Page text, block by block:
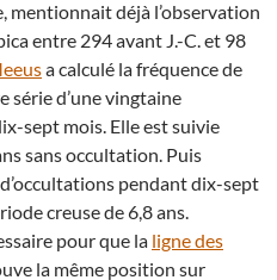
mentionnait déjà l’observation
entre 294 avant J.-C. et 98
a calculé la fréquence de
série d’une vingtaine
sept mois. Elle est suivie
sans occultation. Puis
pendant dix-sept
creuse de 6,8 ans.
pour que la ligne des
la même position sur